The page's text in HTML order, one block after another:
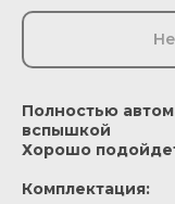
Полностью
вспышкой
Хорошо
Комплектация: